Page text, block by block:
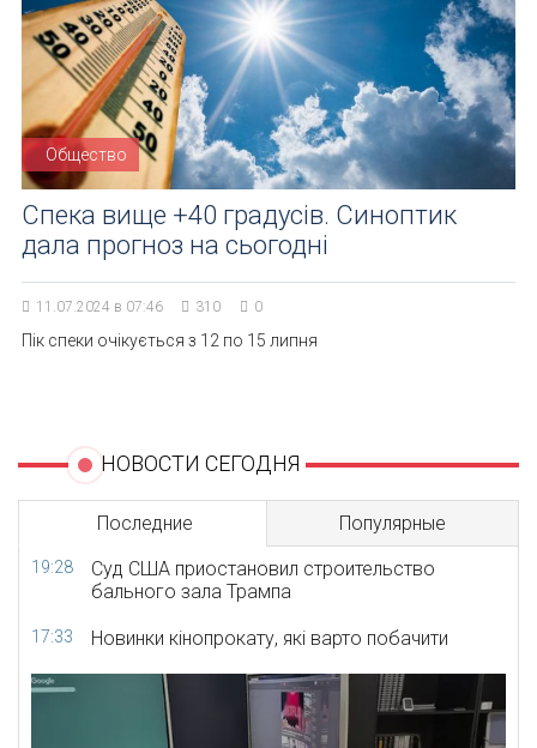
Общество
Спека вище +40 градусів. Синоптик
дала прогноз на сьогодні
11.07.2024 в 07:46 310 0
Пік спеки очікується з 12 по 15 липня
НОВОСТИ СЕГОДНЯ
Последние Популярные
19:28
Суд США приостановил строительство
бального зала Трампа
17:33 Новинки кінопрокату, які варто побачити